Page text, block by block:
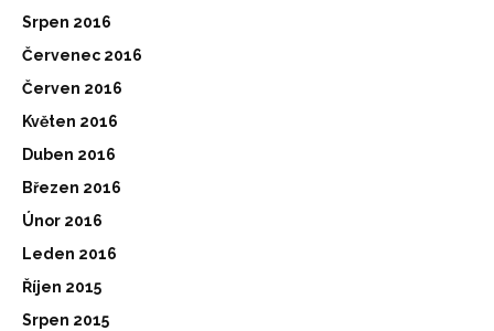
Srpen 2016
Červenec 2016
Červen 2016
Květen 2016
Duben 2016
Březen 2016
Únor 2016
Leden 2016
Říjen 2015
Srpen 2015